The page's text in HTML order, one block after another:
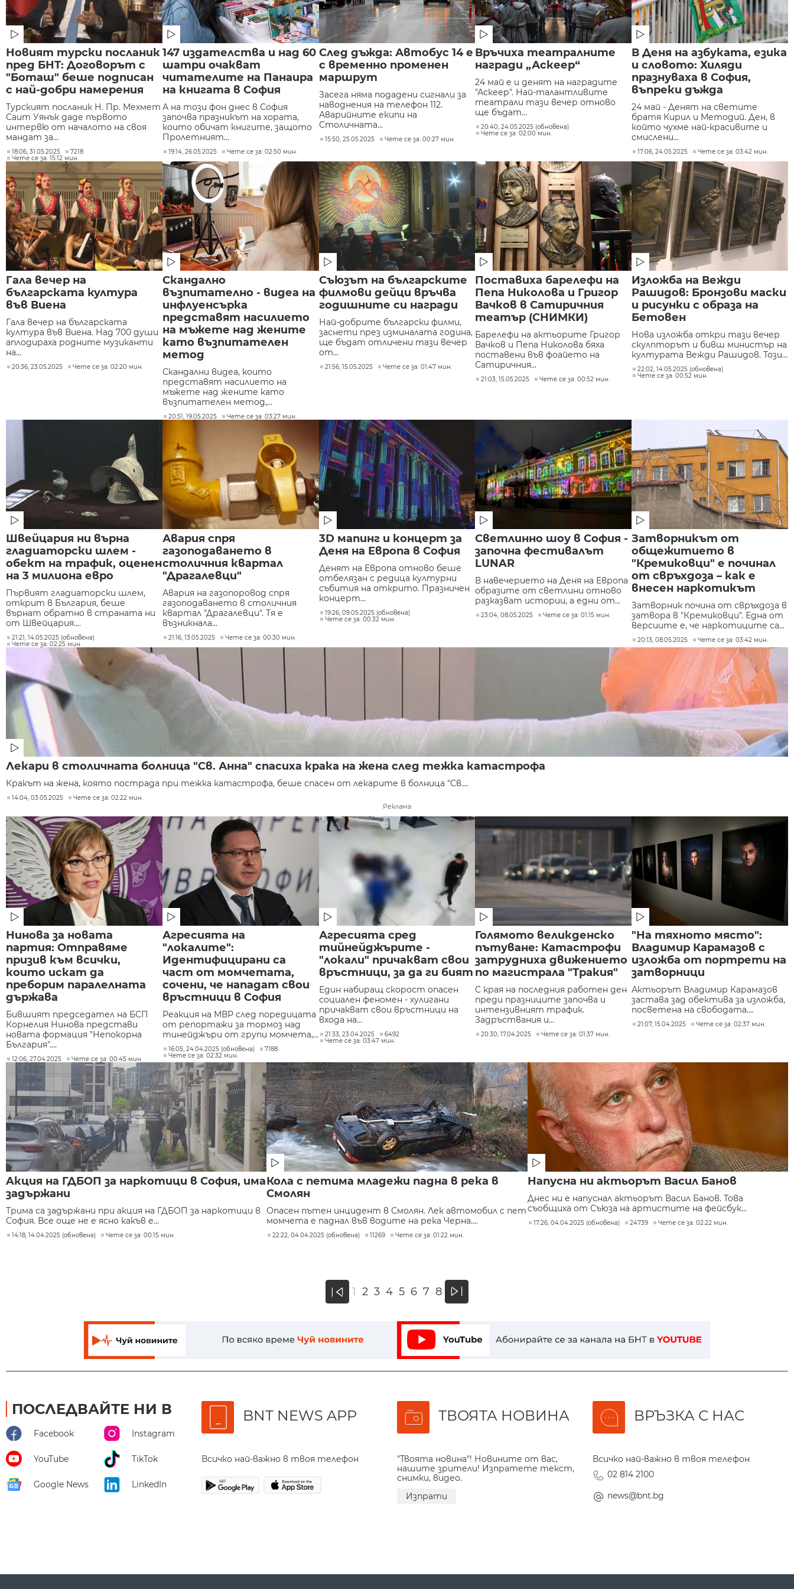
Новият турски посланик
пред БНТ: Договорът с
"Боташ" беше подписан
с най-добри намерения
Турският посланик Н. Пр. Мехмет
Саит Уянък даде първото
интервю от началото на своя
мандат за...
18:06, 31.05.2025
7218
Чете се за: 15:12 мин.
147 издателства и над 60
шатри очакват
читателите на Панаира
на книгата в София
А на този фон днес в София
започва празникът на хората,
които обичат книгите, защото
Пролетният...
19:14, 26.05.2025 Чете се за: 02:50 мин.
След дъжда: Автобус 14 е
с временно променен
маршрут
Засега няма подадени сигнали за
наводнения на телефон 112.
Аварийните екипи на
Столичната...
15:50, 25.05.2025 Чете се за: 00:27 мин.
Връчиха театралните
награди „Аскеер“
24 май е и денят на наградите
"Аскеер". Най-талантливите
театрали тази вечер отново
ще бъдат...
20:40, 24.05.2025 (обновена)
Чете се за: 02:00 мин.
В Деня на азбуката, езика
и словото: Хиляди
празнуваха в София,
въпреки дъжда
24 май - Денят на светите
братя Кирил и Методий. Ден, в
който чухме най-красивите и
смислени...
17:06, 24.05.2025 Чете се за: 03:42 мин.
Гала вечер на
българската култура
във Виена
Гала вечер на българската
култура във Виена. Над 700 души
аплодираха родните музиканти
на...
20:36, 23.05.2025 Чете се за: 02:20 мин.
Скандално
възпитателно - видеа на
инфлуенсърка
представят насилието
на мъжете над жените
като възпитателен
метод
Скандални видеа, които
представят насилието на
мъжете над жените като
възпитателен метод,...
20:51, 19.05.2025 Чете се за: 03:27 мин.
Съюзът на българските
филмови дейци връчва
годишните си награди
Най-добрите български филми,
заснети през изминалата година,
ще бъдат отличени тази вечер
от...
21:56, 15.05.2025 Чете се за: 01:47 мин.
Поставиха барелефи на
Пепа Николова и Григор
Вачков в Сатиричния
театър (СНИМКИ)
Барелефи на актьорите Григор
Вачков и Пепа Николова бяха
поставени във фоайето на
Сатиричния...
21:03, 15.05.2025 Чете се за: 00:52 мин.
Изложба на Вежди
Рашидов: Бронзови маски
и рисунки с образа на
Бетовен
Нова изложба откри тази вечер
скулпторът и бивш министър на
културата Вежди Рашидов. Този...
22:02, 14.05.2025 (обновена)
Чете се за: 00:52 мин.
Швейцария ни върна
гладиаторски шлем -
обект на трафик, оценен
на 3 милиона евро
Първият гладиаторски шлем,
открит в България, беше
върнат обратно в страната ни
от Швейцария....
21:21, 14.05.2025 (обновена)
Чете се за: 02:25 мин.
Авария спря
газоподаването в
столичния квартал
"Драгалевци"
Авария на газопоровод спря
газоподаването в столичния
квартал "Драгалевци". Тя е
възникнала...
21:16, 13.05.2025 Чете се за: 00:30 мин.
3D мапинг и концерт за
Деня на Европа в София
Денят на Европа отново беше
отбелязан с редица културни
събития на открито. Празничен
концерт...
19:26, 09.05.2025 (обновена)
Чете се за: 00:32 мин.
Светлинно шоу в София -
започна фестивалът
LUNAR
В навечерието на Деня на Европа
образите от светлини отново
разказват истории, а едни от...
23:04, 08.05.2025 Чете се за: 01:15 мин.
Затворникът от
общежитието в
"Кремиковци" е починал
от свръхдоза – как е
внесен наркотикът
Затворник почина от свръхдоза в
затвора в "Кремиковци". Една от
версиите е, че наркотиците са...
20:13, 08.05.2025 Чете се за: 03:42 мин.
Лекари в столичната болница "Св. Анна" спасиха крака на жена след тежка катастрофа
Кракът на жена, която пострада при тежка катастрофа, беше спасен от лекарите в болница "Св....
14:04, 03.05.2025 Чете се за: 02:22 мин.
Реклама
Нинова за новата
партия: Отправяме
призив към всички,
които искат да
преборим паралелната
държава
Бившият председател на БСП
Корнелия Нинова представи
новата формация "Непокорна
България"....
12:06, 27.04.2025 Чете се за: 00:45 мин.
Агресията на
"локалите":
Идентифицирани са
част от момчетата,
сочени, че нападат свои
връстници в София
Реакция на МВР след поредицата
от репортажи за тормоз над
тинейджъри от групи момчета,...
16:05, 24.04.2025 (обновена)
7188
Чете се за: 02:32 мин.
Агресията сред
тийнейджърите -
"локали" причакват свои
връстници, за да ги бият
Един набиращ скорост опасен
социален феномен - хулигани
причакват свои връстници на
входа на...
21:33, 23.04.2025
6492
Чете се за: 03:47 мин.
Голямото великденско
пътуване: Катастрофи
затрудниха движението
по магистрала "Тракия"
С края на последния работен ден
преди празниците започва и
интензивният трафик.
Задръствания и...
20:30, 17.04.2025 Чете се за: 01:37 мин.
"На тяхното място":
Владимир Карамазов с
изложба от портрети на
затворници
Актьорът Владимир Карамазов
застава зад обектива за изложба,
посветена на свободата....
21:07, 15.04.2025 Чете се за: 02:37 мин.
Aкция на ГДБОП за наркотици в София, има
задържани
Трима са задържани при акция на ГДБОП за наркотици в
София. Все още не е ясно какъв е...
14:18, 14.04.2025 (обновена) Чете се за: 00:15 мин.
Кола с петима младежи падна в река в
Смолян
Опасен пътен инцидент в Смолян. Лек автомобил с пет
момчета е паднал във водите на река Черна....
22:22, 04.04.2025 (обновена) 11269 Чете се за: 01:22 мин.
Напусна ни актьорът Васил Банов
Днес ни е напуснал актьорът Васил Банов. Това
съобщиха от Съюза на артистите на фейсбук...
17:26, 04.04.2025 (обновена) 24739 Чете се за: 02:22 мин.
« 1 2 3 4 5 6 7 8 »
ПОСЛЕДВАЙТЕ НИ В
Facebook Instagram
YouTube TikTok
Google News LinkedIn
BNT NEWS APP
Всичко най-важно в твоя телефон
ТВОЯТА НОВИНА
"Твоята новина"! Новините от вас,
нашите зрители! Изпратете текст,
снимки, видео.
Изпрати
ВРЪЗКА С НАС
Всичко най-важно в твоя телефон
02 814 2100
news@bnt.bg